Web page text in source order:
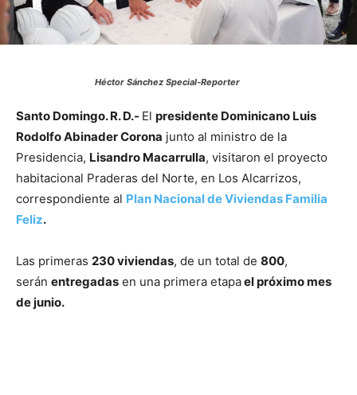
Héctor Sánchez Special-Reporter
Santo Domingo. R. D.- El presidente Dominicano Luis
Rodolfo Abinader Corona junto al ministro de la
Presidencia, Lisandro Macarrulla, visitaron el proyecto
habitacional Praderas del Norte, en Los Alcarrizos,
correspondiente al Plan Nacional de Viviendas Familia
Feliz.
Las primeras 230 viviendas, de un total de 800,
serán entregadas en una primera etapael próximo mes
de junio.